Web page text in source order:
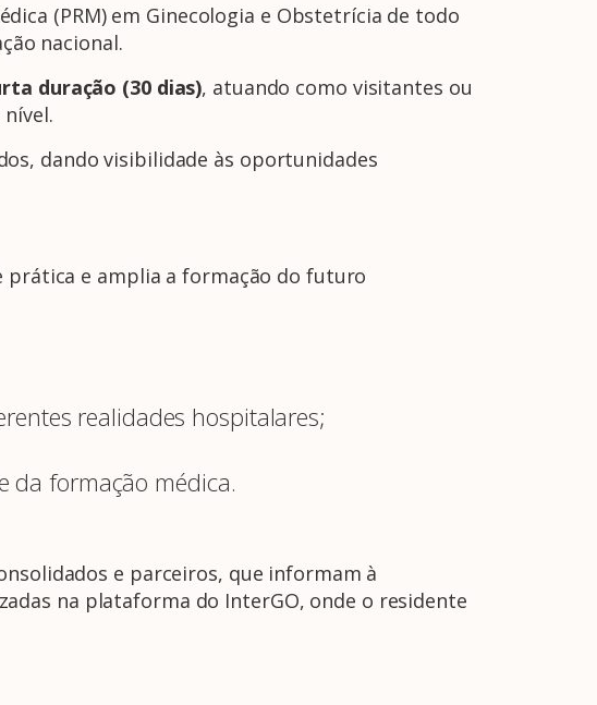
(PRM) em Ginecologia e Obstetrícia de todo
nacional.
duração (30 dias), atuando como visitantes ou
dando visibilidade às oportunidades
e amplia a formação do futuro
realidades hospitalares;
da formação médica.
e parceiros, que informam à
na plataforma do InterGO, onde o residente